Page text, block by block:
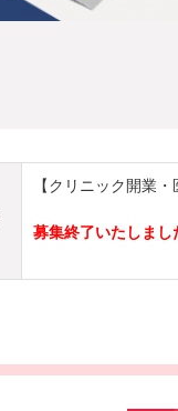
【クリニック開業
募集終了いたしまし